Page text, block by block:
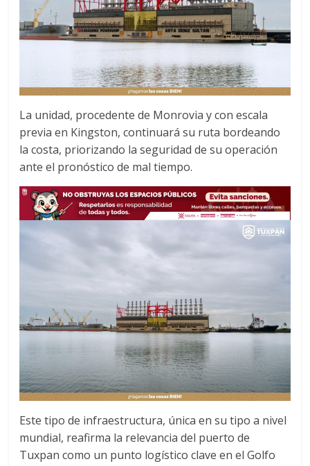
La unidad, procedente de Monrovia y con escala
previa en Kingston, continuará su ruta bordeando
la costa, priorizando la seguridad de su operación
ante el pronóstico de mal tiempo.
Este tipo de infraestructura, única en su tipo a nivel
mundial, reafirma la relevancia del puerto de
Tuxpan como un punto logístico clave en el Golfo